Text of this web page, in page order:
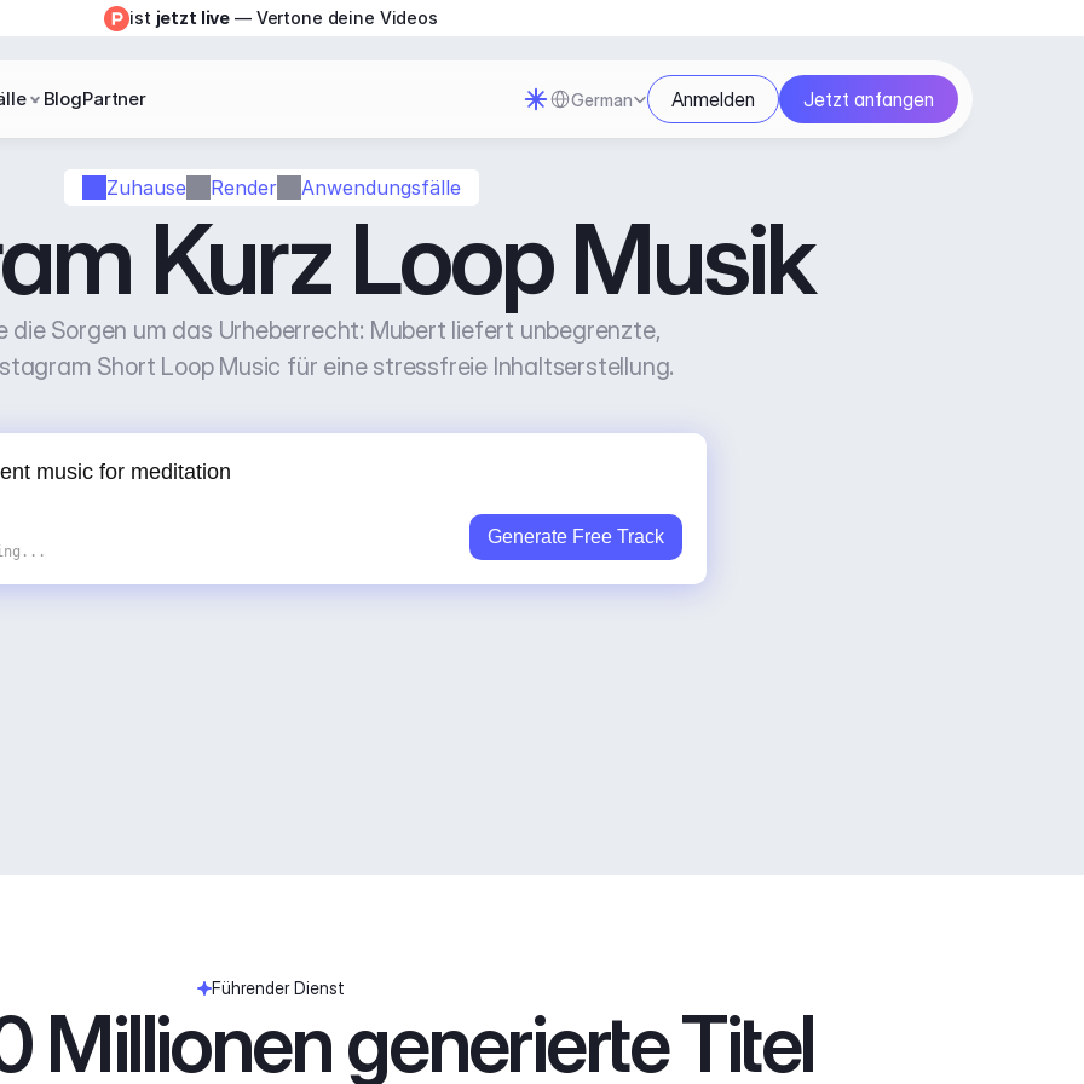
Zuhause Render Anwendungsfälle
Kurz Loop Musik
die Sorgen um das Urheberrecht: Mubert liefert unbegrenzte,
Short Loop Music für eine stressfreie Inhaltserstellung.
Generate Free Track
Führender Dienst
Millionen generierte Titel
ist jetzt live — Vertone deine Videos
BlogPartner Select Language
German Anmelden Jetzt anfangen